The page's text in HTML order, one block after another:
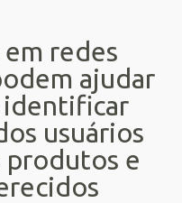
redes
ajudar
identificar
usuários
produtos e